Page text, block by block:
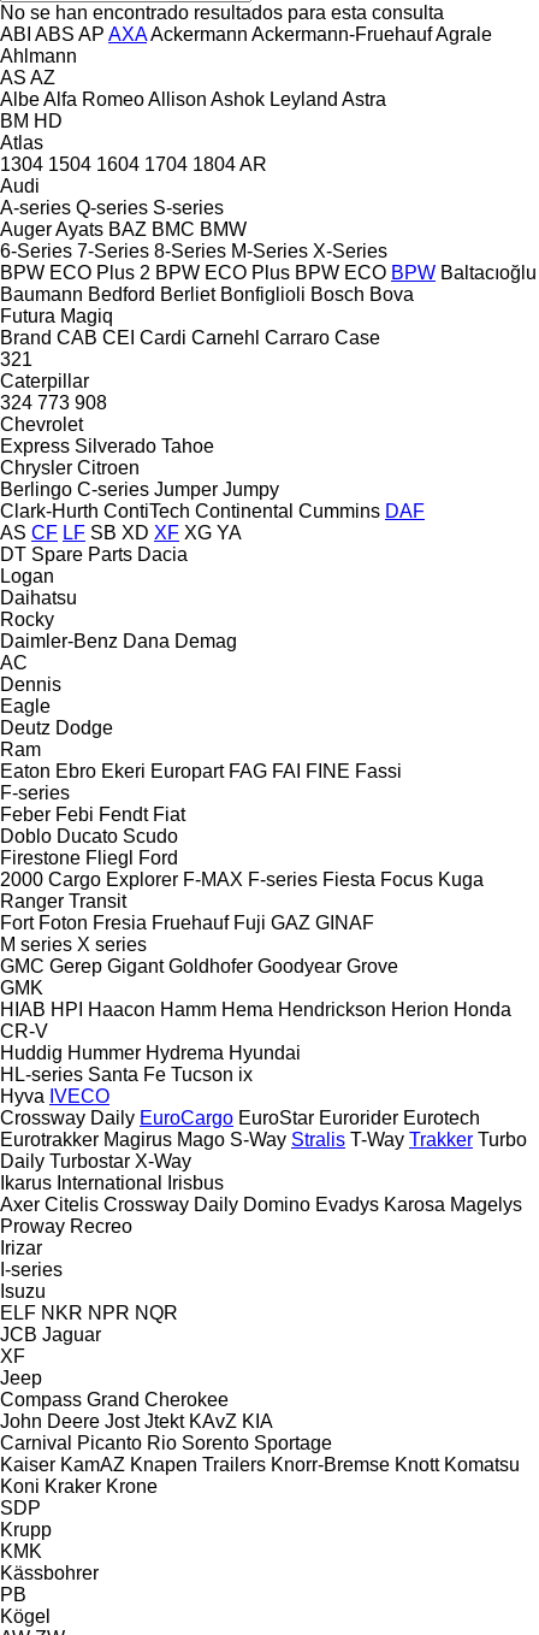
No se han encontrado resultados para esta consulta
ABI ABS AP AXAAckermann Ackermann-FruehaufAgrale
Ahlmann
AS AZ
AlbeAlfa RomeoAllison Ashok Leyland Astra
BM HD
Atlas
1304 1504 1604 1704 1804AR
Audi
A-series Q-series S-series
AugerAyats BAZ BMC BMW
6-Series 7-Series 8-Series M-Series X-Series
BPW ECO Plus 2 BPW ECO Plus BPW ECO BPW Baltacıoğlu
Baumann Bedford Berliet Bonfiglioli Bosch Bova
Futura Magiq
Brand CAB CEI Cardi Carnehl Carraro Case
321
Caterpillar
324 773 908
Chevrolet
Express Silverado Tahoe
Chrysler Citroen
Berlingo C-series Jumper Jumpy
Clark-Hurth ContiTech Continental Cummins DAF
AS CF LF SB XD XF XG YA
DT Spare Parts Dacia
Logan
Daihatsu
Rocky
Daimler-Benz Dana Demag
AC
Dennis
Eagle
Deutz Dodge
Ram
Eaton Ebro Ekeri Europart FAG FAI FINE Fassi
F-series
Feber Febi Fendt Fiat
Doblo Ducato Scudo
Firestone Fliegl
Ford
2000 Cargo Explorer F-MAX F-series Fiesta Focus Kuga
Ranger Transit
Fort Foton Fresia Fruehauf Fuji GAZ GINAF
M series X series
GMC Gerep Gigant Goldhofer Goodyear Grove
GMK
HIAB HPI Haacon Hamm Hema Hendrickson Herion Honda
CR-V
Huddig Hummer Hydrema Hyundai
HL-series Santa Fe Tucson ix
Hyva IVECO
Crossway Daily EuroCargo EuroStar Eurorider Eurotech
Eurotrakker Magirus Mago S-Way Stralis T-Way Trakker Turbo
Daily Turbostar X-Way
Ikarus International
Irisbus
Axer Citelis Crossway Daily Domino Evadys Karosa Magelys
Proway Recreo
Irizar
I-series
Isuzu
ELF NKR NPR NQR
JCB Jaguar
XF
Jeep
Compass Grand Cherokee
John Deere Jost Jtekt KAvZ KIA
Carnival
Picanto Rio Sorento Sportage
Kaiser KamAZ Knapen Trailers Knorr-Bremse Knott Komatsu
Koni Kraker Krone
SDP
Krupp
KMK
Kässbohrer
PB
Kögel